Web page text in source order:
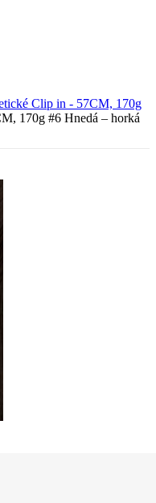
Clip in - 57CM, 170g
170g #6 Hnedá – horká